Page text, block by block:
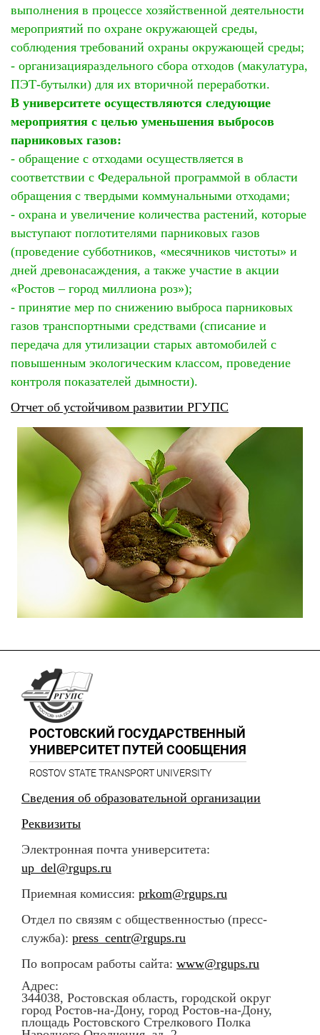
выполнения в процессе хозяйственной деятельности
мероприятий по охране окружающей среды,
соблюдения требований охраны окружающей среды;
- организацияраздельного сбора отходов (макулатура,
ПЭТ-бутылки) для их вторичной переработки.
В университете осуществляются следующие
мероприятия с целью уменьшения выбросов
парниковых газов:
- обращение с отходами осуществляется в
соответствии с Федеральной программой в области
обращения с твердыми коммунальными отходами;
- охрана и увеличение количества растений, которые
выступают поглотителями парниковых газов
(проведение субботников, «месячников чистоты» и
дней древонасаждения, а также участие в акции
«Ростов – город миллиона роз»);
- принятие мер по снижению выброса парниковых
газов транспортными средствами (списание и
передача для утилизации старых автомобилей с
повышенным экологическим классом, проведение
контроля показателей дымности).
Отчет об устойчивом развитии РГУПС
РОСТОВСКИЙ ГОСУДАРСТВЕННЫЙ
УНИВЕРСИТЕТ ПУТЕЙ СООБЩЕНИЯ
ROSTOV STATE TRANSPORT UNIVERSITY
Сведения об образовательной организации
Реквизиты
Электронная почта университета:
up_del@rgups.ru
Приемная комиссия: prkom@rgups.ru
Отдел по связям с общественностью (пресс-
служба): press_centr@rgups.ru
По вопросам работы сайта: www@rgups.ru
Адрес:
344038, Ростовская область, городской округ
город Ростов-на-Дону, город Ростов-на-Дону,
площадь Ростовского Стрелкового Полка